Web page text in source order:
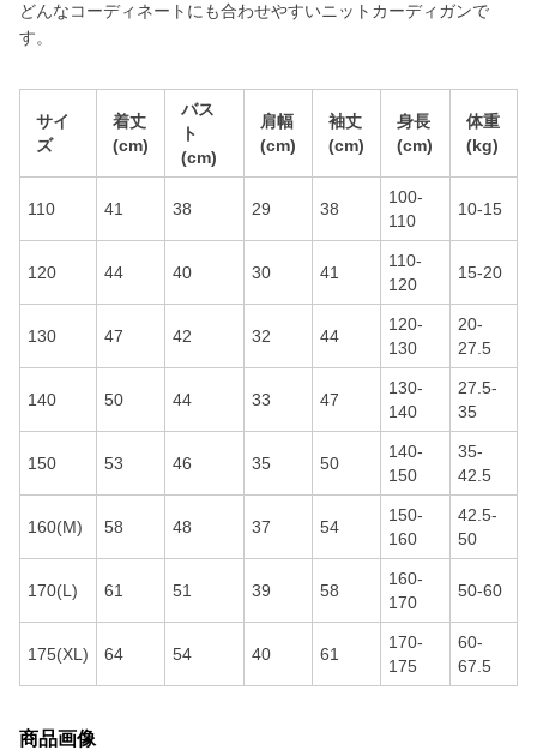
どんなコーディネートにも合わせやすいニットカーディガンで
す。
サイ
ズ
着丈
(cm)
バス
ト
(cm)
肩幅
(cm)
袖丈
(cm)
身長
(cm)
体重
(kg)
110 41 38 29 38
100-
110
10-15
120 44 40 30 41
110-
120
15-20
130 47 42 32 44
120-
130
20-
27.5
140 50 44 33 47
130-
140
27.5-
35
150 53 46 35 50
140-
150
35-
42.5
160(M) 58 48 37 54
150-
160
42.5-
50
170(L) 61 51 39 58
160-
170
50-60
175(XL) 64 54 40 61
170-
175
60-
67.5
商品画像